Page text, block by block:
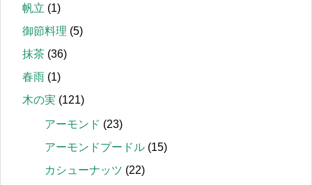
帆立 (1)
御節料理 (5)
抹茶 (36)
春雨 (1)
木の実 (121)
アーモンド (23)
アーモンドプードル (15)
カシューナッツ (22)